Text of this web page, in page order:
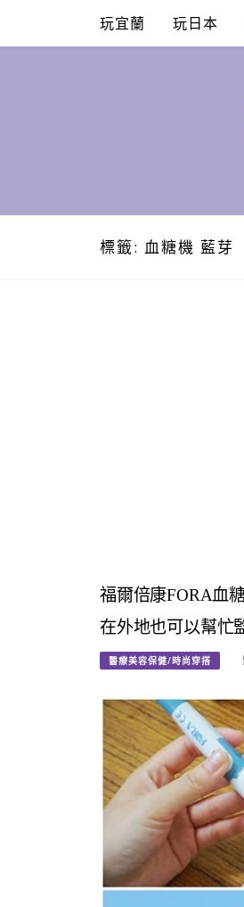
content
玩宜蘭 玩日本
標籤: 血糖機 藍芽
福爾倍康FORA血
在外地也可以幫忙
醫療美容保健/時尚穿搭